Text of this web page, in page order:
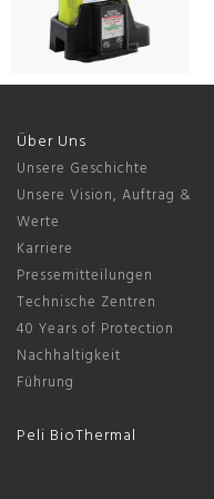
Über Uns
Unsere Geschichte
Unsere Vision, Auftrag &
Werte
Karriere
Pressemitteilungen
Technische Zentren
40 Years of Protection
Nachhaltigkeit
Führung
Peli BioThermal